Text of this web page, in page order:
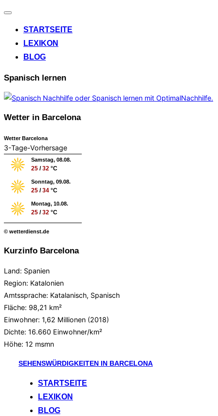
Navigation
STARTSEITE
LEXIKON
BLOG
Spanisch lernen
Wetter in Barcelona
Wetter Barcelona
3-Tage-Vorhersage
Samstag, 08.08.
25 /32 °C
Sonntag, 09.08.
25 /34 °C
Montag, 10.08.
25 /32 °C
© wetterdienst.de
Kurzinfo Barcelona
Land: Spanien
Region: Katalonien
Amtssprache: Katalanisch, Spanisch
Fläche: 98,21 km²
Einwohner: 1,62 Millionen (2018)
Dichte: 16.660 Einwohner/km²
Höhe: 12 msmn
springen
SEHENSWÜRDIGKEITEN IN BARCELONA
STARTSEITE
LEXIKON
BLOG